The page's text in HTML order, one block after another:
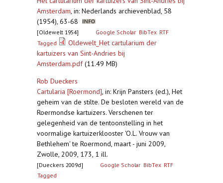
Amsterdam, in: Nederlands archievenblad, 58
(1954), 63-68
[Oldewelt 1954] Google Scholar BibTex RTF
Tagged
Oldewelt_Het cartularium der
kartuizers van Sint-Andries bij
Amsterdam.pdf(11.49 MB)
Rob Dueckers
Cartularia [Roermond], in: Krijn Pansters (ed.), Het
geheim van de stilte. De besloten wereld van de
Roermondse kartuizers. Verschenen ter
gelegenheid van de tentoonstelling in het
voormalige kartuizerklooster 'O.L. Vrouw van
Bethlehem' te Roermond, maart - juni 2009,
Zwolle, 2009, 173, 1 ill.
[Dueckers 2009d] Google Scholar BibTex RTF
Tagged